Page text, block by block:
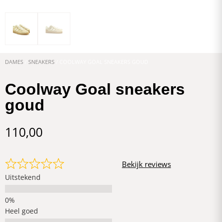
DAMES SNEAKERS
Coolway Goal sneakers
goud
110,00
Uitstekend
Heel goed
Bekijk reviews